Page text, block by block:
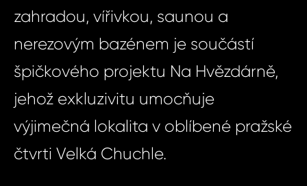
zahradou, vířivkou, saunou a
nerezovým bazénem je součástí
špičkového projektu Na Hvězdárně,
jehož exkluzivitu umocňuje
výjimečná lokalita v oblíbené pražské
čtvrti Velká Chuchle.